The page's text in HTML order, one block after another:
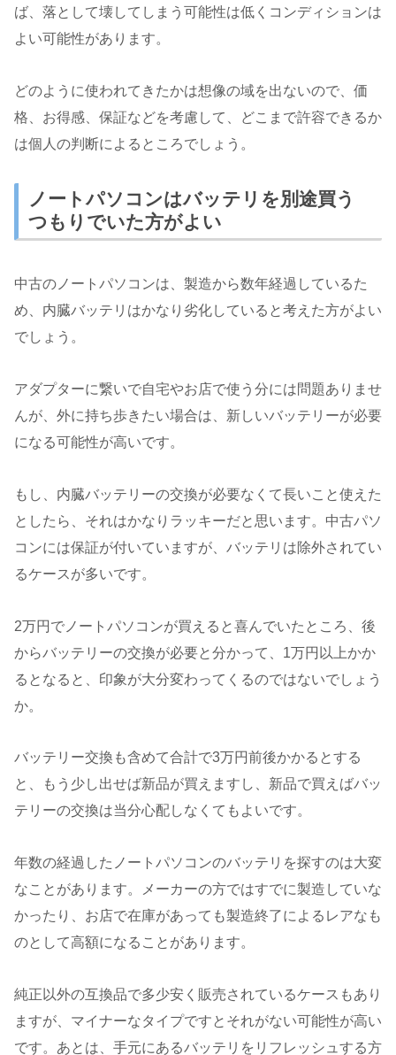
ば、落として壊してしまう可能性は低くコンディションは
よい可能性があります。
どのように使われてきたかは想像の域を出ないので、価
格、お得感、保証などを考慮して、どこまで許容できるか
は個人の判断によるところでしょう。
ノートパソコンはバッテリを別途買う
つもりでいた方がよい
中古のノートパソコンは、製造から数年経過しているた
め、内臓バッテリはかなり劣化していると考えた方がよい
でしょう。
アダプターに繋いで自宅やお店で使う分には問題ありませ
んが、外に持ち歩きたい場合は、新しいバッテリーが必要
になる可能性が高いです。
もし、内臓バッテリーの交換が必要なくて長いこと使えた
としたら、それはかなりラッキーだと思います。中古パソ
コンには保証が付いていますが、バッテリは除外されてい
るケースが多いです。
2万円でノートパソコンが買えると喜んでいたところ、後
からバッテリーの交換が必要と分かって、1万円以上かか
るとなると、印象が大分変わってくるのではないでしょう
か。
バッテリー交換も含めて合計で3万円前後かかるとする
と、もう少し出せば新品が買えますし、新品で買えばバッ
テリーの交換は当分心配しなくてもよいです。
年数の経過したノートパソコンのバッテリを探すのは大変
なことがあります。メーカーの方ではすでに製造していな
かったり、お店で在庫があっても製造終了によるレアなも
のとして高額になることがあります。
純正以外の互換品で多少安く販売されているケースもあり
ますが、マイナーなタイプですとそれがない可能性が高い
です。あとは、手元にあるバッテリをリフレッシュする方